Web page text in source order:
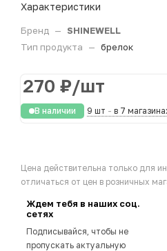
Характеристики
Бренд —
SHINEWELL
Тип продукта
— брелок
270 ₽/шт
В наличии 9 шт - в 7
Цена действительна только для
отличаться от цен в розничных
Ждем тебя в наших соц.
сетях
Подписывайся, чтобы не
пропускать актуальную